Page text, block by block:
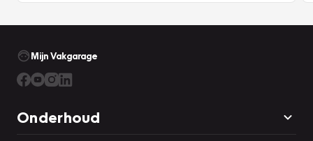
Mijn Vakgarage
Onderhoud